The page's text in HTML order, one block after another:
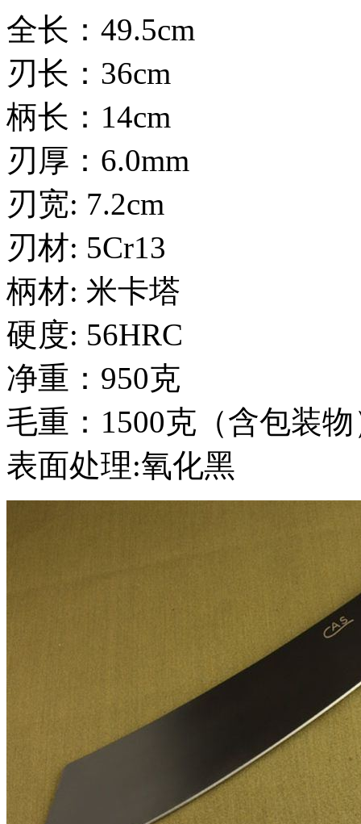
全长：49.5cm
刃长：36cm
柄长：14cm
刃厚：6.0mm
刃宽: 7.2cm
刃材: 5Cr13
柄材: 米卡塔
硬度: 56HRC
净重：950克
毛重：1500克（含包装
表面处理:氧化黑